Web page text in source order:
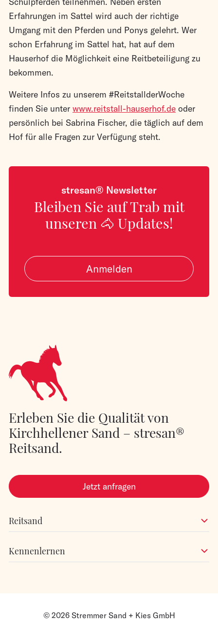
Erfahrungen im Sattel wird auch der richtige
Umgang mit den Pferden und Ponys gelehrt. Wer
schon Erfahrung im Sattel hat, hat auf dem
Hauserhof die Möglichkeit eine Reitbeteiligung zu
bekommen.
Weitere Infos zu unserem #ReitstallderWoche
finden Sie unter www.reitstall-hauserhof.de oder
persönlich bei Sabrina Fischer, die täglich auf dem
Hof für alle Fragen zur Verfügung steht.
stresan® Newsletter
Bleiben Sie auf Trab mit
unseren 🐴 Updates!
Anmelden
Erleben Sie die Qualität von
Kirchhellener Sand – stresan®
Reitsand.
Jetzt anfragen
Reitsand
Kennenlernen
© 2026 Stremmer Sand + Kies GmbH